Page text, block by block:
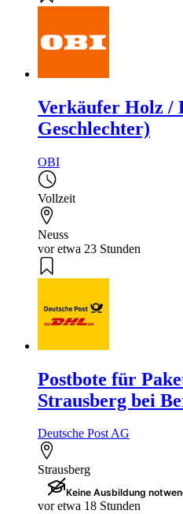
Verkäufer Holz /
Geschlechter)
OBI
Vollzeit
Neuss
vor etwa 23 Stunden
Postbote für
Strausberg bei
Deutsche Post AG
Strausberg
Keine Ausbildung
vor etwa 18 Stunden